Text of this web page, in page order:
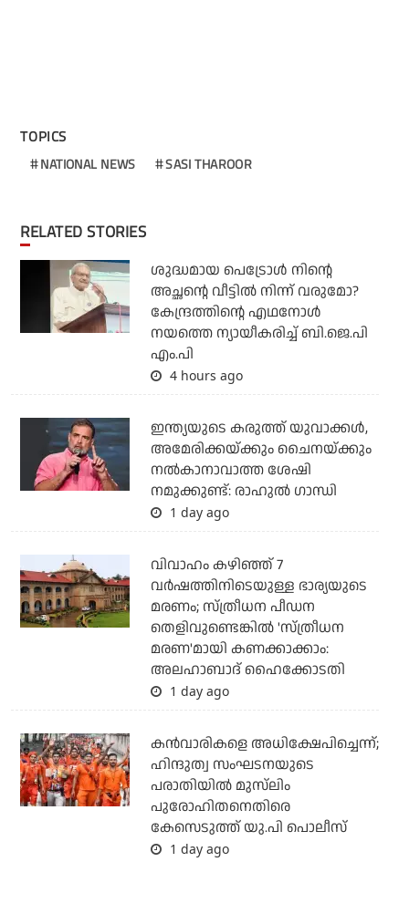
TOPICS
NATIONAL NEWS SASI THAROOR
RELATED STORIES
ശുദ്ധമായ പെട്രോള്‍ നിന്റെ
അച്ഛന്റെ വീട്ടില്‍ നിന്ന് വരുമോ?
കേന്ദ്രത്തിന്റെ എഥനോള്‍
നയത്തെ ന്യായീകരിച്ച് ബി.ജെ.പി
എം.പി
4 hours ago
ഇന്ത്യയുടെ കരുത്ത് യുവാക്കള്‍,
അമേരിക്കയ്ക്കും ചൈനയ്ക്കും
നല്‍കാനാവാത്ത ശേഷി
നമുക്കുണ്ട്: രാഹുല്‍ ഗാന്ധി
1 day ago
വിവാഹം കഴിഞ്ഞ് 7
വര്‍ഷത്തിനിടെയുള്ള ഭാര്യയുടെ
മരണം; സ്ത്രീധന പീഡന
തെളിവുണ്ടെങ്കില്‍ 'സ്ത്രീധന
മരണ'മായി കണക്കാക്കാം:
അലഹാബാദ് ഹൈക്കോടതി
1 day ago
കന്‍വാരികളെ അധിക്ഷേപിച്ചെന്ന്;
ഹിന്ദുത്വ സംഘടനയുടെ
പരാതിയില്‍ മുസ്‌ലിം
പുരോഹിതനെതിരെ
കേസെടുത്ത് യു.പി പൊലീസ്
1 day ago